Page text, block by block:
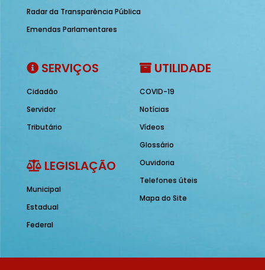
Radar da Transparência Pública
Emendas Parlamentares
SERVIÇOS
Cidadão
Servidor
Tributário
LEGISLAÇÃO
Municipal
Estadual
Federal
UTILIDADE
COVID-19
Notícias
Vídeos
Glossário
Ouvidoria
Telefones úteis
Mapa do Site